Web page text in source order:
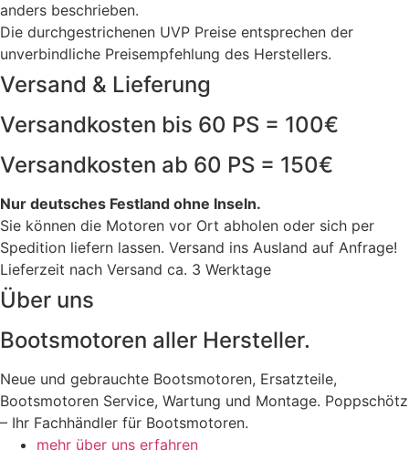
anders beschrieben.
Die durchgestrichenen UVP Preise entsprechen der
unverbindliche Preisempfehlung des Herstellers.
Versand & Lieferung
Versandkosten bis 60 PS = 100€
Versandkosten ab 60 PS = 150€
Nur deutsches Festland ohne Inseln.
Sie können die Motoren vor Ort abholen oder sich per
Spedition liefern lassen. Versand ins Ausland auf Anfrage!
Lieferzeit nach Versand ca. 3 Werktage
Über uns
Bootsmotoren aller Hersteller.
Neue und gebrauchte Bootsmotoren, Ersatzteile,
Bootsmotoren Service, Wartung und Montage. Poppschötz
– Ihr Fachhändler für Bootsmotoren.
mehr über uns erfahren